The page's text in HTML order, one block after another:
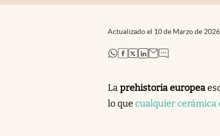
Actualizado el 10 de Marzo de 2026
abre en nueva pestaña
abre en nueva pestaña
abre en nueva pestaña
abre en nueva
Laprehistoria europea
lo que cualquier cerámica